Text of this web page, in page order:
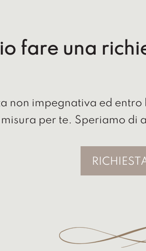
fare una
non impegnativa ed
per te. Speriamo di